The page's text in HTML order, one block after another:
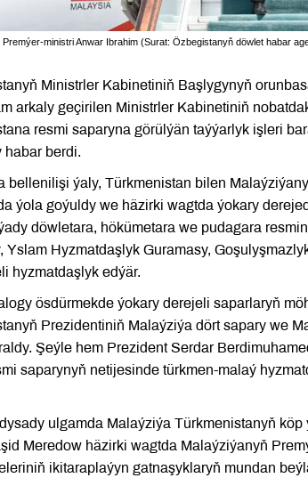
ministri Anwar Ibrahim (Surat: Özbegistanyň döwlet habar
Ministrler Kabinetiniň Başlygynyň
arkaly geçirilen Ministrler Kabinetiniň
resmi saparyna görülýän taýýarlyk işleri
habar berdi.
bellenilişi ýaly, Türkmenistan bilen
ýola goýuldy we häzirki wagtda ýokary
döwletara, hökümetara we pudagara
Yslam Hyzmatdaşlyk Guramasy,
hyzmatdaşlyk edýär.
ösdürmekde ýokary derejeli saparlaryň
Prezidentiniň Malaýziýa dört sapary we
Şeýle hem Prezident Serdar
saparynyň netijesinde türkmen-malaý
ulgamda Malaýziýa Türkmenistanyň
Meredow häzirki wagtda Malaýziýanyň
ikitaraplaýyn gatnaşyklaryň mundan